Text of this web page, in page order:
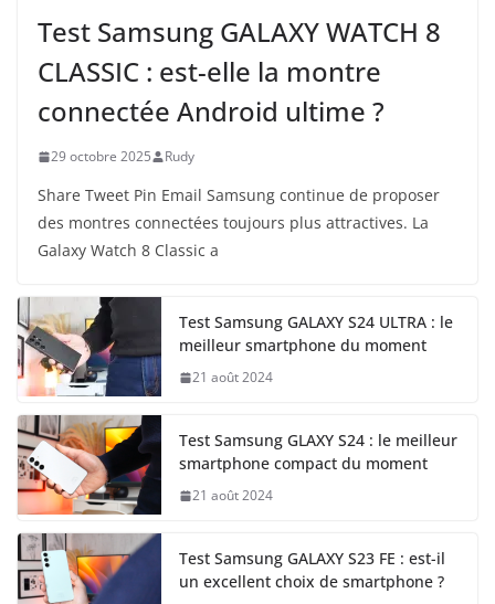
Test Samsung GALAXY WATCH 8
CLASSIC : est-elle la montre
connectée Android ultime ?
29 octobre 2025 Rudy
Share Tweet Pin Email Samsung continue de proposer
des montres connectées toujours plus attractives. La
Galaxy Watch 8 Classic a
Test Samsung GALAXY S24 ULTRA : le
meilleur smartphone du moment
21 août 2024
Test Samsung GLAXY S24 : le meilleur
smartphone compact du moment
21 août 2024
Test Samsung GALAXY S23 FE : est-il
un excellent choix de smartphone ?